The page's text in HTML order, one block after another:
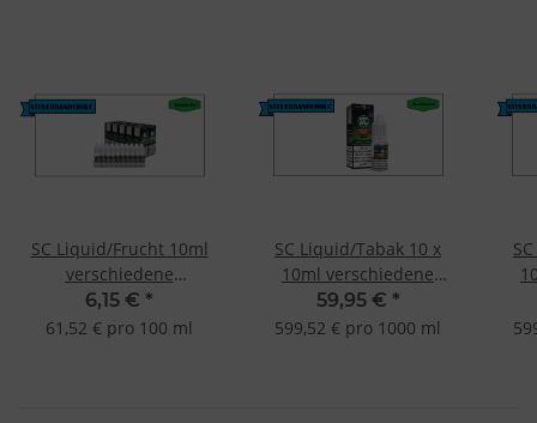
SC Liquid/Frucht 10ml
verschiedene
Geschmacksrichtungen
Kaktusfeige 0mg
6,15 € *
61,52 € pro 100 ml
SC Liquid/Tabak 10 x
10ml verschiedene
Geschmacksrichtungen
AF Tabak-0mg
59,95 € *
599,52 € pro 1000 ml